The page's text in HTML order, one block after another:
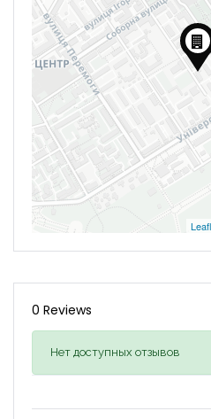
0 Reviews
Нет доступных отзывов